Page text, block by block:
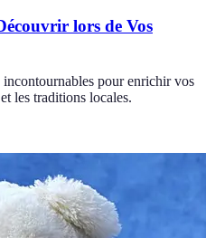
lors de Vos
pour enrichir vos
les traditions locales.